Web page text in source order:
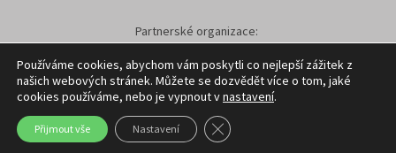
Partnerské organizace:
Nastavení cookies GDPR Facebook Kontakt
Copyright © 2026 Profi Press s.r.o.
Používáme cookies, abychom vám poskytli co nejlepší zážitek z
našich webových stránek. Můžete se dozvědět více o tom, jaké
cookies používáme, nebo je vypnout vnastavení.
Přijmout vše Nastavení Zavřít cookie lištu GDPR